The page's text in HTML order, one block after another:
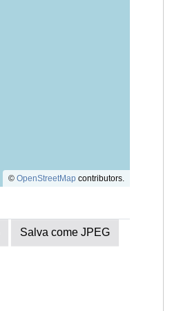
© OpenStreetMap contributors.
Salva come JPEG